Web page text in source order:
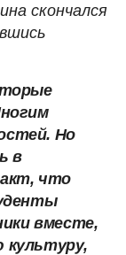
скончался
Но
в
что
вместе,
культуру,